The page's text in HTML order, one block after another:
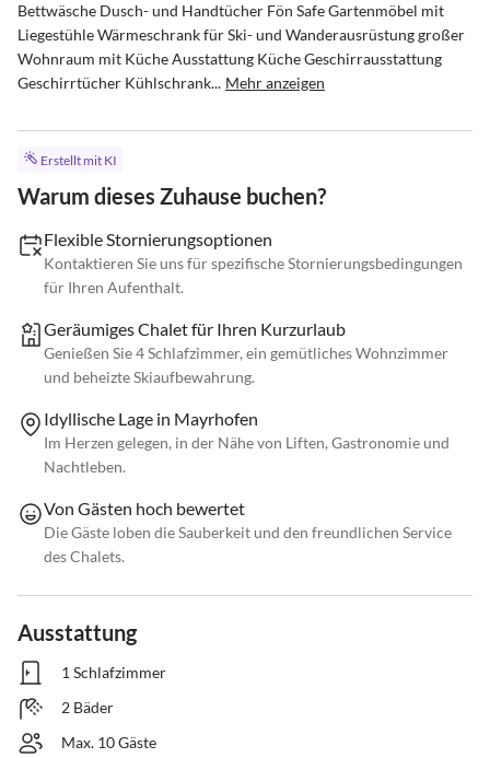
Bettwäsche Dusch- und Handtücher Fön Safe Gartenmöbel mit
Liegestühle Wärmeschrank für Ski- und Wanderausrüstung großer
Wohnraum mit Küche Ausstattung Küche Geschirrausstattung
Geschirrtücher Kühlschrank... Mehr anzeigen
Erstellt mit KI
Warum dieses Zuhause buchen?
Flexible Stornierungsoptionen
Kontaktieren Sie uns für spezifische Stornierungsbedingungen
für Ihren Aufenthalt.
Geräumiges Chalet für Ihren Kurzurlaub
Genießen Sie 4 Schlafzimmer, ein gemütliches Wohnzimmer
und beheizte Skiaufbewahrung.
Idyllische Lage in Mayrhofen
Im Herzen gelegen, in der Nähe von Liften, Gastronomie und
Nachtleben.
Von Gästen hoch bewertet
Die Gäste loben die Sauberkeit und den freundlichen Service
des Chalets.
Ausstattung
1 Schlafzimmer
2 Bäder
Max. 10 Gäste